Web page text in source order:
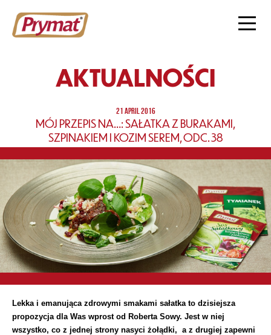
AKTUALNOŚCI
21 APRIL 2016
MÓJ PRZEPIS NA…: SAŁATKA Z BURAKAMI,
SZPINAKIEM I KOZIM SEREM, ODC. 38
Lekka i emanująca zdrowymi smakami sałatka to dzisiejsza
propozycja dla Was wprost od Roberta Sowy. Jest w niej
wszystko, co z jednej strony nasyci żołądki, a z drugiej zapewni